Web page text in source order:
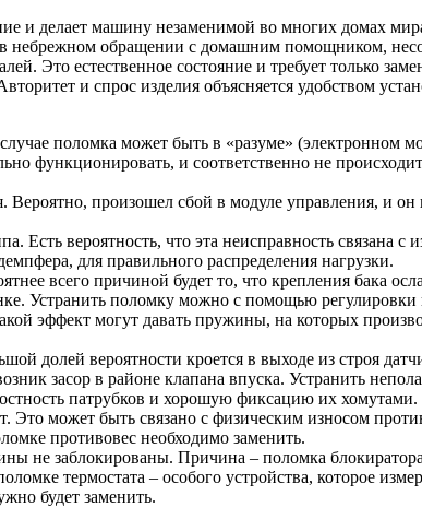
и делает машину незаменимой во многих домах
небрежном обращении с домашним помощником,
Это естественное состояние и требует только
и спрос изделия объясняется удобством
поломка может быть в «разуме» (электронном
функционировать, и соответственно не
Вероятно, произошел сбой в модуле управления, и
Есть вероятность, что эта неисправность
для правильного распределения нагрузки.
всего причиной будет то, что крепления бака
Устранить поломку можно с помощью регулировки
эффект могут давать пружины, на которых
долей вероятности кроется в выходе из строя
засор в районе клапана впуска. Устранить
патрубков и хорошую фиксацию их
может быть связано с физическим износом
противовес необходимо заменить.
не заблокированы. Причина – поломка
термостата – особого устройства, которое
будет заменить.